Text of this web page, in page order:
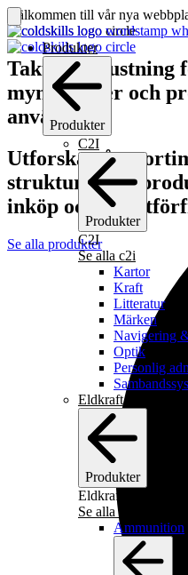
Produkter
Produkter
C2I
Produkter
C2I
Se alla c2i
Kartor
Kraft
Litteratur
Märken
Navigering
Optik
Personlig
Eldkraft
Produkter
Eldkraft
Se alla eldkraft
Ammunition
Välkommen till vår nya
Taktisk utrustning
myndigheter och
användare
Utforska vårt
strukturerade
inköp och
Se alla produkter